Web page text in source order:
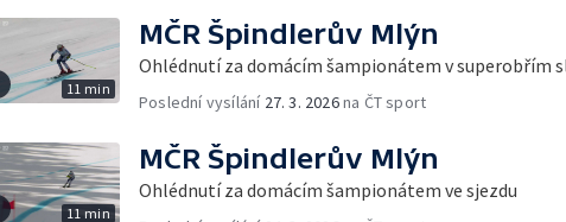
11 min
MČR Špindlerův Mlýn
Ohlédnutí za domácím šampionátem v superobřím
Poslední vysílání 27. 3. 2026na ČT sport
11 min
MČR Špindlerův Mlýn
Ohlédnutí za domácím šampionátem ve sjezdu